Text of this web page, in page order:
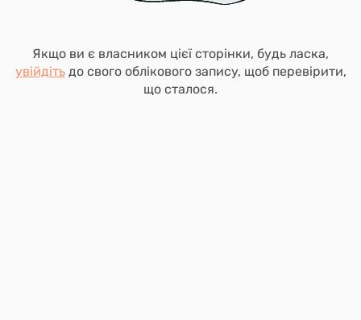
Якщо ви є власником цієї сторінки, будь ласка,
увійдітьдо свого облікового запису, щоб перевірити,
що сталося.